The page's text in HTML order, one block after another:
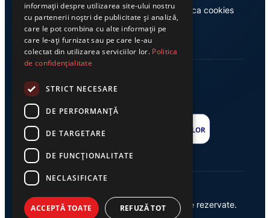
Casa de editură Exclusiv Politica cookies
© 2026 Ziarul Exclusiv – Toate drepturile rezervate.
informații despre utilizarea site-ului nostru
cu partenerii noștri de publicitate și analiză,
care le pot combina cu alte informații pe
care le-ați furnizat sau pe care le-au
colectat din utilizarea serviciilor lor. Politica
de confidențialitate
STRICT NECESARE
DE PERFORMANȚĂ
DE TARGETARE
DE FUNCŢIONALITATE
NECLASIFICATE
ACCEPTĂ TOATE REFUZĂ TOT